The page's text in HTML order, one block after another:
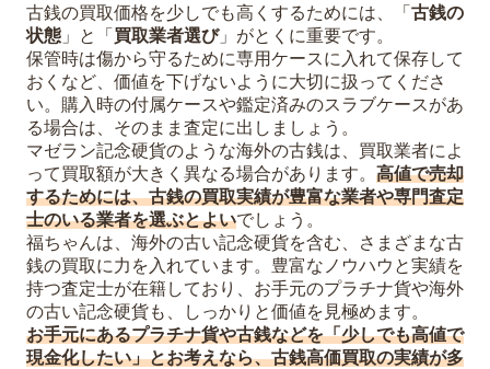
古銭の買取価格を少しでも高くするためには、「 古銭の
状態 」と「 買取業者選び」がとくに重要です。
保管時は傷から守るために専用ケースに入れて保存して
おくなど、価値を下げないように大切に扱ってくださ
い。購入時の付属ケースや鑑定済みのスラブケースがあ
る場合は、そのまま査定に出しましょう。
マゼラン記念硬貨のような海外の古銭は、買取業者によ
って買取額が大きく異なる場合があります。 高値で売却
するためには、古銭の買取実績が豊富な業者や専門査定
士のいる業者を選ぶとよいでしょう。
福ちゃんは、海外の古い記念硬貨を含む、さまざまな古
銭の買取に力を入れています。豊富なノウハウと実績を
持つ査定士が在籍しており、お手元のプラチナ貨や海外
の古い記念硬貨も、しっかりと価値を見極めます。
お手元にあるプラチナ貨や古銭などを「少しでも高値で
現金化したい」とお考えなら、古銭高価買取の実績が多